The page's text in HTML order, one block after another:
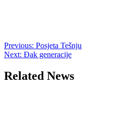
Post
navigation
Previous: Posjeta Tešnju
Next: Đak generacije
Related News